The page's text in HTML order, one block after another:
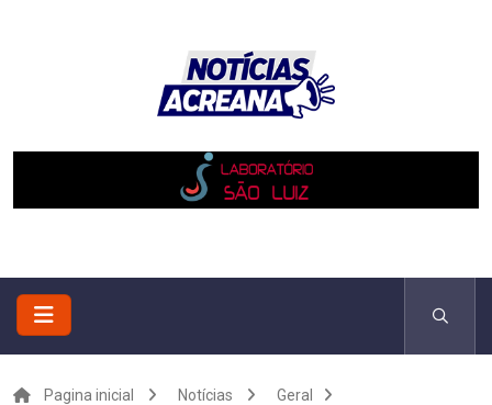
Pagina inicial Notícias
Geral